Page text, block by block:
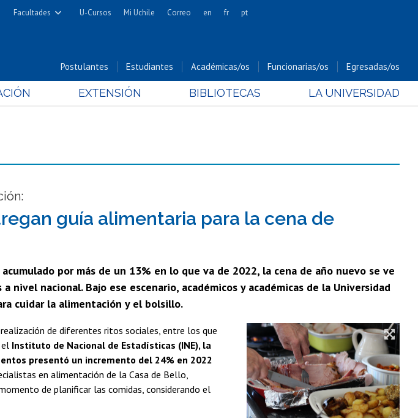
Facultades
Cs. Físicas y Matemáticas
Cs. Forestales y Conservación
Cs. Químicas y Farmacéuticas
Cs. Sociales
Estudios Avanzados en Educación
Nutrición y Tecnología de
Alimentos
Hospital Clínico
U-Cursos Mi Uchile Correo en fr pt
Postulantes Estudiantes Académicas/os Funcionarias/os Egresadas/os
EXTENSIÓN BIBLIOTECAS LA UNIVERSIDAD
guía alimentaria para la cena de
por más de un 13% en lo que va de 2022, la cena de año nuevo se ve
nivel nacional. Bajo ese escenario, académicos y académicas de la Universidad
cuidar la alimentación y el bolsillo.
de diferentes ritos sociales, entre los que
el Instituto de Nacional de Estadísticas (INE), la
presentó un incremento del 24% en 2022
en alimentación de la Casa de Bello,
de planificar las comidas, considerando el